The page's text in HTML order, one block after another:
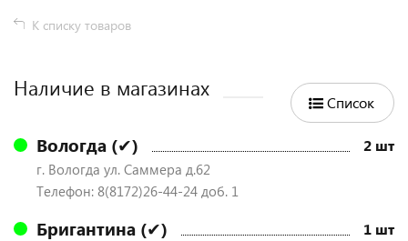
К списку товаров
Наличие в магазинах
Список
Вологда (✔) 2 шт
г. Вологда ул. Саммера д.62
Телефон: 8(8172)26-44-24 доб. 1
Бригантина (✔) 1 шт